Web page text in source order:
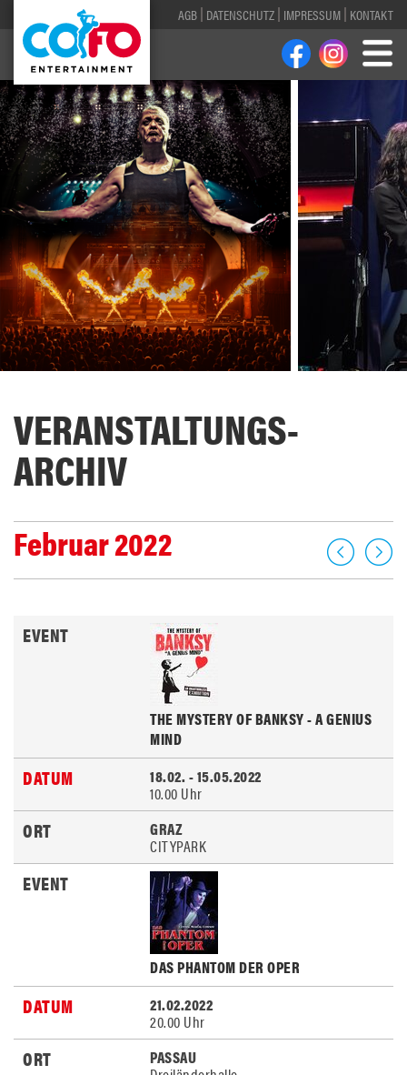
AGB DATENSCHUTZ IMPRESSUM KONTAKT
VERANSTALTUNGS­
ARCHIV
Februar 2022
THE MYSTERY OF BANKSY - A GENIUS
MIND
18.02. - 15.05.2022
10.00 Uhr
GRAZ
CITYPARK
DAS PHANTOM DER OPER
21.02.2022
20.00 Uhr
PASSAU